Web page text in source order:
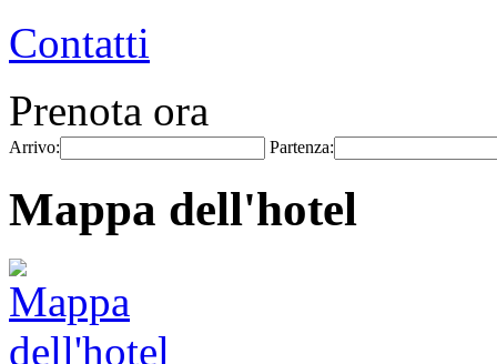
Contatti
Prenota ora
Arrivo: Partenza:
Mappa dell'hotel